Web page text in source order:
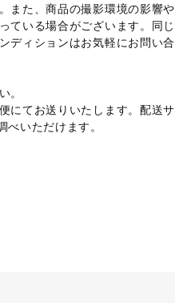
また、商品の撮影環境の影響や
ている場合がございます。同じ
ディションはお気軽にお問い合
。
にてお送りいたします。配送サ
べいただけます。